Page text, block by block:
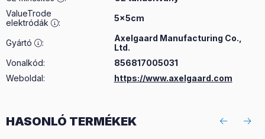
ValueTrode
elektródák
: 5x5cm
Gyártó :
Axelgaard Manufacturing Co.,
Ltd.
Vonalkód:
856817005031
Weboldal:
https://www.axelgaard.com
HASONLÓ TERMÉKEK